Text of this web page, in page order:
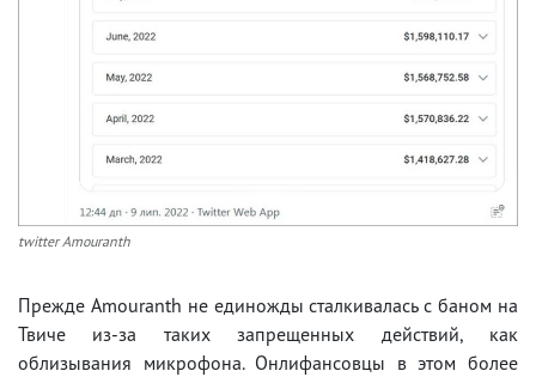
twitter Amouranth
Прежде Amouranth не единожды сталкивалась с баном на
Твиче из-за таких запрещенных действий, как
облизывания микрофона. Онлифансовцы в этом более